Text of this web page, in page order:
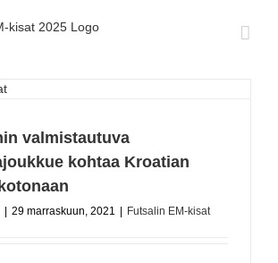
valmistautuva
kohtaa Kroatian
29 marraskuun, 2021 Futsalin EM-kisat